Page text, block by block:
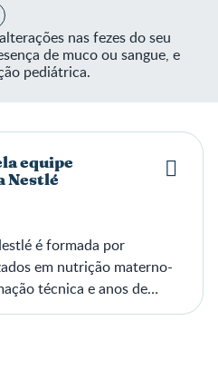
nas fezes do seu
de muco ou sangue, e
pediátrica.
equipe
Nestlé
é formada por
em nutrição materno-
técnica e anos de